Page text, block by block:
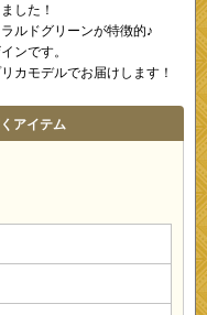
した！
ルドグリーンが特徴的♪
ンです。
カモデルでお届けします！
アイテム